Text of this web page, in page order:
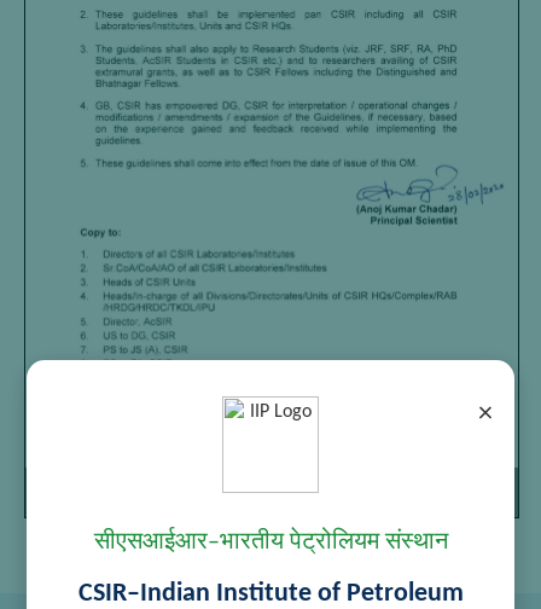
×
सीएसआईआर–भारतीय पेट्रोलियम संस्थान
CSIR–Indian Institute of Petroleum